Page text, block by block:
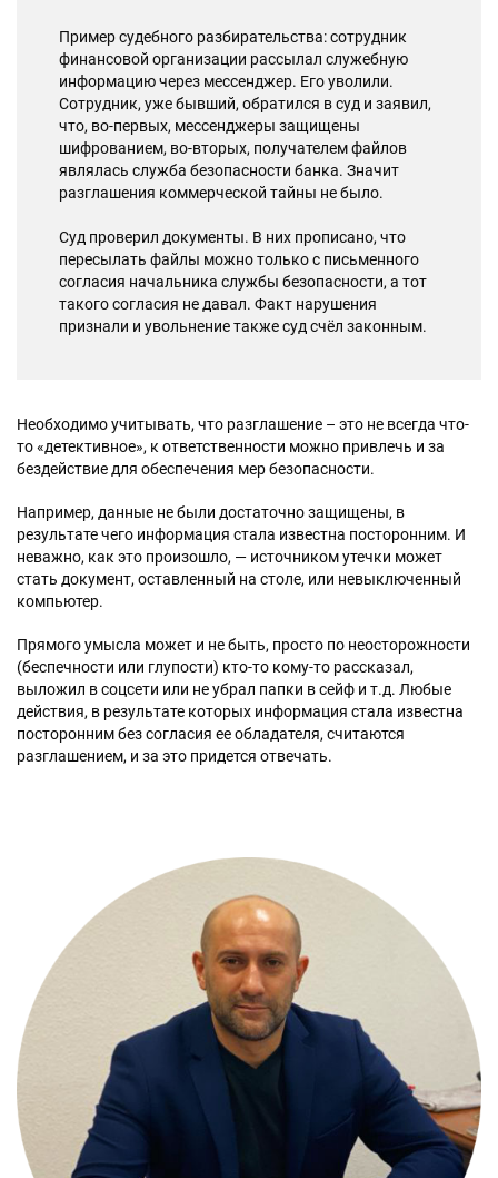
Пример судебного разбирательства: сотрудник
финансовой организации рассылал служебную
информацию через мессенджер. Его уволили.
Сотрудник, уже бывший, обратился в суд и заявил,
что, во-первых, мессенджеры защищены
шифрованием, во-вторых, получателем файлов
являлась служба безопасности банка. Значит
разглашения коммерческой тайны не было.
Суд проверил документы. В них прописано, что
пересылать файлы можно только с письменного
согласия начальника службы безопасности, а тот
такого согласия не давал. Факт нарушения
признали и увольнение также суд счёл законным.
Необходимо учитывать, что разглашение – это не всегда что-
то «детективное», к ответственности можно привлечь и за
бездействие для обеспечения мер безопасности.
Например, данные не были достаточно защищены, в
результате чего информация стала известна посторонним. И
неважно, как это произошло, — источником утечки может
стать документ, оставленный на столе, или невыключенный
компьютер.
Прямого умысла может и не быть, просто по неосторожности
(беспечности или глупости) кто-то кому-то рассказал,
выложил в соцсети или не убрал папки в сейф и т.д. Любые
действия, в результате которых информация стала известна
посторонним без согласия ее обладателя, считаются
разглашением, и за это придется отвечать.